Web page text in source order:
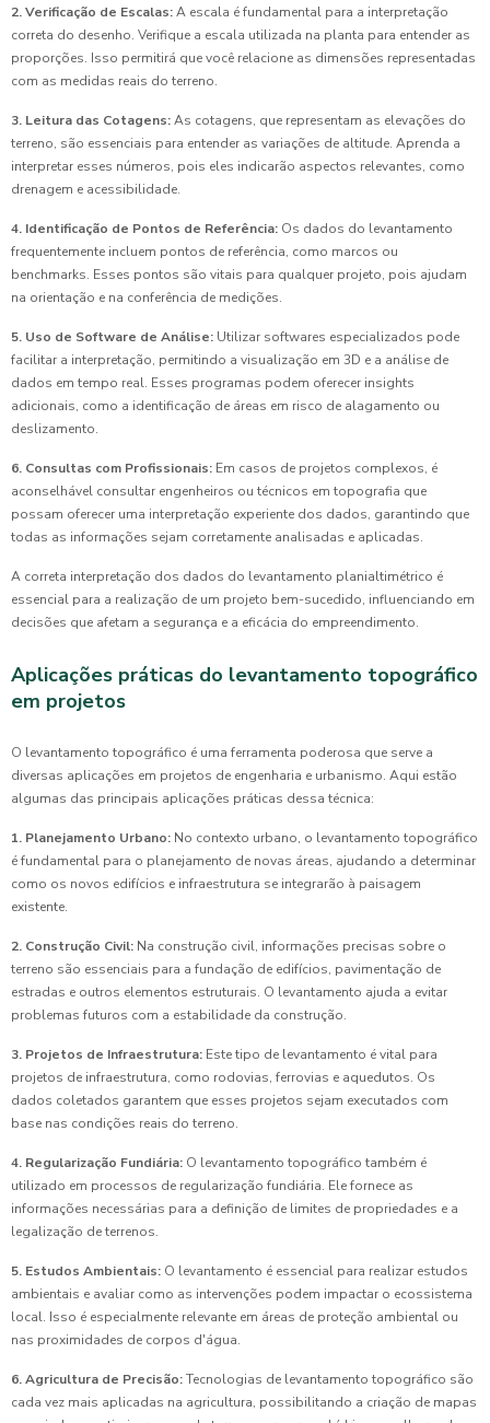
2. Verificação de Escalas:A escala é fundamental para a interpretação
correta do desenho. Verifique a escala utilizada na planta para entender as
proporções. Isso permitirá que você relacione as dimensões representadas
com as medidas reais do terreno.
3. Leitura das Cotagens:As cotagens, que representam as elevações do
terreno, são essenciais para entender as variações de altitude. Aprenda a
interpretar esses números, pois eles indicarão aspectos relevantes, como
drenagem e acessibilidade.
4. Identificação de Pontos de Referência: Os dados do levantamento
frequentemente incluem pontos de referência, como marcos ou
benchmarks. Esses pontos são vitais para qualquer projeto, pois ajudam
na orientação e na conferência de medições.
5. Uso de Software de Análise: Utilizar softwares especializados pode
facilitar a interpretação, permitindo a visualização em 3D e a análise de
dados em tempo real. Esses programas podem oferecer insights
adicionais, como a identificação de áreas em risco de alagamento ou
deslizamento.
6. Consultas com Profissionais: Em casos de projetos complexos, é
aconselhável consultar engenheiros ou técnicos em topografia que
possam oferecer uma interpretação experiente dos dados, garantindo que
todas as informações sejam corretamente analisadas e aplicadas.
A correta interpretação dos dados do levantamento planialtimétrico é
essencial para a realização de um projeto bem-sucedido, influenciando em
decisões que afetam a segurança e a eficácia do empreendimento.
Aplicações práticas do levantamento topográfico
em projetos
O levantamento topográfico é uma ferramenta poderosa que serve a
diversas aplicações em projetos de engenharia e urbanismo. Aqui estão
algumas das principais aplicações práticas dessa técnica:
1. Planejamento Urbano: No contexto urbano, o levantamento topográfico
é fundamental para o planejamento de novas áreas, ajudando a determinar
como os novos edifícios e infraestrutura se integrarão à paisagem
existente.
2. Construção Civil: Na construção civil, informações precisas sobre o
terreno são essenciais para a fundação de edifícios, pavimentação de
estradas e outros elementos estruturais. O levantamento ajuda a evitar
problemas futuros com a estabilidade da construção.
3. Projetos de Infraestrutura: Este tipo de levantamento é vital para
projetos de infraestrutura, como rodovias, ferrovias e aquedutos. Os
dados coletados garantem que esses projetos sejam executados com
base nas condições reais do terreno.
4. Regularização Fundiária: O levantamento topográfico também é
utilizado em processos de regularização fundiária. Ele fornece as
informações necessárias para a definição de limites de propriedades e a
legalização de terrenos.
5. Estudos Ambientais: O levantamento é essencial para realizar estudos
ambientais e avaliar como as intervenções podem impactar o ecossistema
local. Isso é especialmente relevante em áreas de proteção ambiental ou
nas proximidades de corpos d'água.
6. Agricultura de Precisão:Tecnologias de levantamento topográfico são
cada vez mais aplicadas na agricultura, possibilitando a criação de mapas